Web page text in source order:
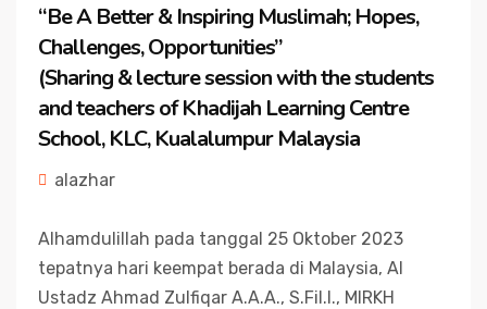
“Be A Better & Inspiring Muslimah; Hopes,
Challenges, Opportunities”
(Sharing & lecture session with the students
and teachers of Khadijah Learning Centre
School, KLC, Kualalumpur Malaysia
alazhar
Alhamdulillah pada tanggal 25 Oktober 2023
tepatnya hari keempat berada di Malaysia, Al
Ustadz Ahmad Zulfiqar A.A.A., S.Fil.I., MIRKH